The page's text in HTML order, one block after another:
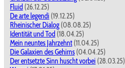
Fluid (26.12.25)
De arte legendi (19.12.25)
Rheinischer Dialog (08.08.25)
Identität und Tod (18.04.25)
Mein neuntes Jahrzehnt (11.04.25)
Die Galaxien des Gehirns (04.04.25)
Der entsetzte Sinn huscht vorbei (28.03.25)